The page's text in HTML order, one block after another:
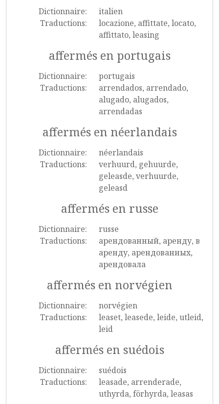
Dictionnaire:
italien
Traductions:
locazione, affittate, locato,
affittato, leasing
affermés en portugais
Dictionnaire:
portugais
Traductions:
arrendados, arrendado,
alugado, alugados,
arrendadas
affermés en néerlandais
Dictionnaire:
néerlandais
Traductions:
verhuurd, gehuurde,
geleasde, verhuurde,
geleasd
affermés en russe
Dictionnaire:
russe
Traductions:
арендованный, аренду, в
аренду, арендованных,
арендовала
affermés en norvégien
Dictionnaire:
norvégien
Traductions:
leaset, leasede, leide, utleid,
leid
affermés en suédois
Dictionnaire:
suédois
Traductions:
leasade, arrenderade,
uthyrda, förhyrda, leasas